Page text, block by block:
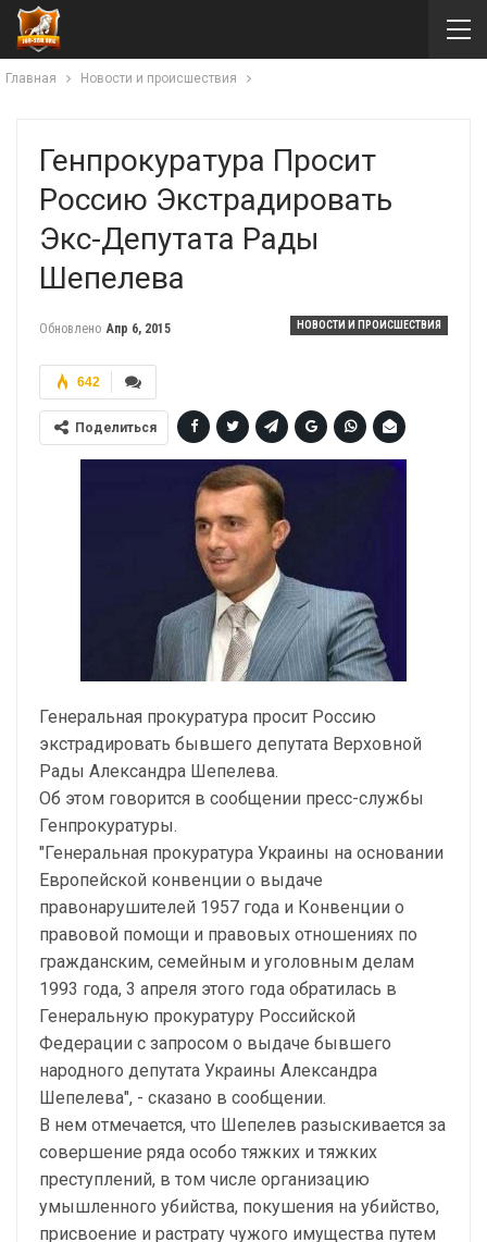
Главная Новости и происшествия
Генпрокуратура Просит
Россию Экстрадировать
Экс-Депутата Рады
Шепелева
НОВОСТИ И ПРОИСШЕСТВИЯ
Обновлено Апр 6, 2015
642
Поделиться
Генеральная прокуратура просит Россию
экстрадировать бывшего депутата Верховной
Рады Александра Шепелева.
Об этом говорится в сообщении пресс-службы
Генпрокуратуры.
"Генеральная прокуратура Украины на основании
Европейской конвенции о выдаче
правонарушителей 1957 года и Конвенции о
правовой помощи и правовых отношениях по
гражданским, семейным и уголовным делам
1993 года, 3 апреля этого года обратилась в
Генеральную прокуратуру Российской
Федерации с запросом о выдаче бывшего
народного депутата Украины Александра
Шепелева", - сказано в сообщении.
В нем отмечается, что Шепелев разыскивается за
совершение ряда особо тяжких и тяжких
преступлений, в том числе организацию
умышленного убийства, покушения на убийство,
присвоение и растрату чужого имущества путем